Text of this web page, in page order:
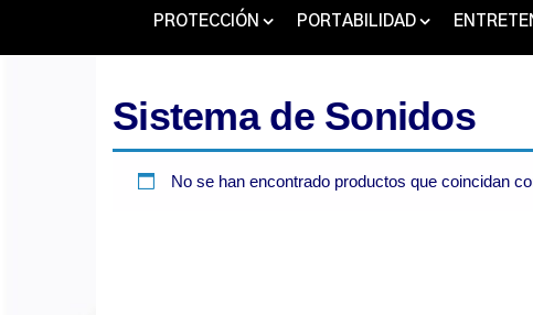
PROTECCIÓN PORTABILIDAD
Sistema de Sonidos
No se han encontrado productos que coincidan